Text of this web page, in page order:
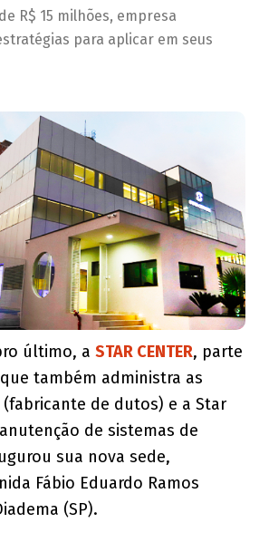
R$ 15 milhões, empresa
para aplicar em seus
último, a STAR CENTER, parte
também administra as
(fabricante de dutos) e a Star
de sistemas de
sua nova sede,
Fábio Eduardo Ramos
(SP).